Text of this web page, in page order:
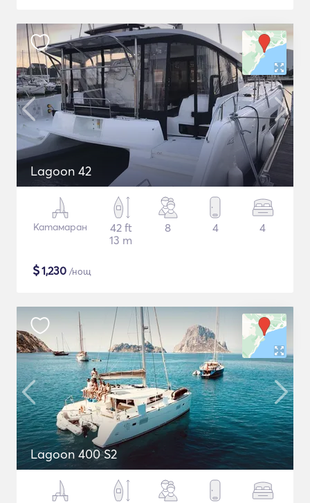
Lagoon 42
Катамаран
42 ft
13 m
8 4 4
$1,230 /нощ
Lagoon 400 S2